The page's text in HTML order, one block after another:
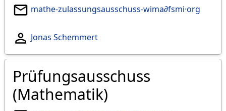
mathe-zulassungsausschuss-wima∂fsmi·org
Jonas Schemmert
Prüfungsausschuss
(Mathematik)